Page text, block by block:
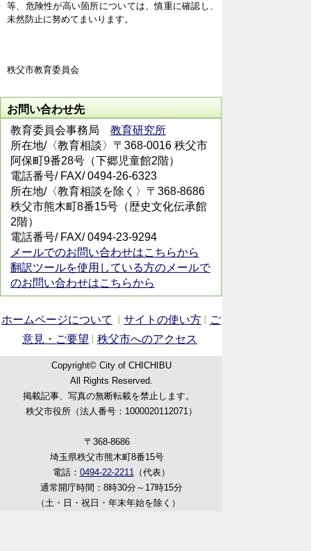
等、危険性が高い箇所については、慎重に確認し、
未然防止に努めてまいります。
秩父市教育委員会
お問い合わせ先
教育委員会事務局 教育研究所
所在地/〈教育相談〉〒368-0016 秩父市
阿保町9番28号（下郷児童館2階）
電話番号/FAX/ 0494-26-6323
所在地/〈教育相談を除く〉〒368-8686
秩父市熊木町8番15号（歴史文化伝承館
2階）
電話番号/FAX/ 0494-23-9294
メールでのお問い合わせはこちらから
翻訳ツールを使用している方のメールで
のお問い合わせはこちらから
ホームページについて サイトの使い方
ご
意見・ご要望
秩父市へのアクセス
Copyright© City of CHICHIBU
All Rights Reserved.
掲載記事、写真の無断転載を禁止します。
秩父市役所（法人番号：1000020112071）
〒368-8686
埼玉県秩父市熊木町8番15号
電話： 0494-22-2211（代表）
通常開庁時間：8時30分～17時15分
（土・日・祝日・年末年始を除く）